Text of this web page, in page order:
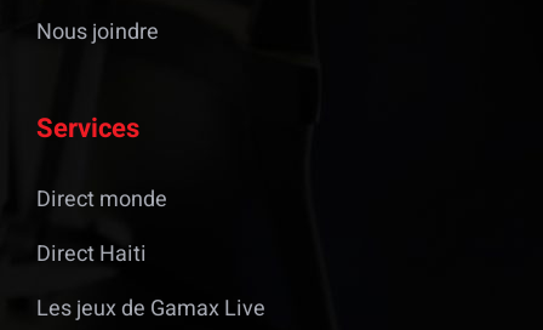
Nous joindre
Services
Direct monde
Direct Haiti
Les jeux de Gamax Live